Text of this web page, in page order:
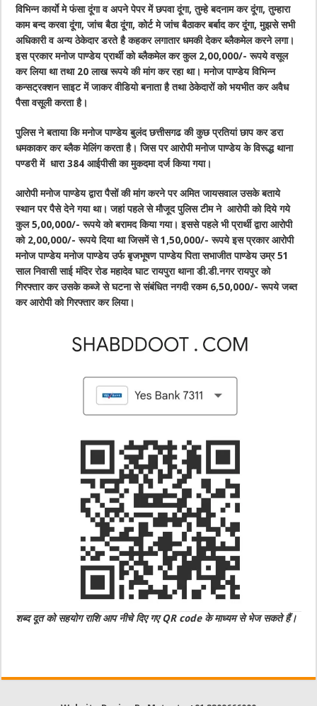
विभिन्न कार्याे मे फंसा दूंगा व अपने पेपर में छपवा दूंगा, तुम्हे बदनाम कर दूंगा, तुम्हारा
काम बन्द करवा दूंगा, जांच बैठा दूंगा, कोर्ट मे जांच बैठाकर बर्बाद कर दूंगा, मुझसे सभी
अधिकारी व अन्य ठेकेदार डरते है कहकर लगातार धमकी देकर ब्लैकमेल करने लगा।
इस प्रकार मनोज पाण्डेय प्रार्थी को ब्लैकमेल कर कुल 2,00,000/- रूपये वसूल
कर लिया था तथा 20 लाख रूपये की मांग कर रहा था। मनोज पाण्डेय विभिन्न
कन्सट्रक्शन साइट में जाकर वीडियो बनाता है तथा ठेकेदारों को भयभीत कर अवैध
पैसा वसूली करता है।
पुलिस ने बताया कि मनोज पाण्डेय बुलंद छत्तीसगढ की कुछ प्रतियां छाप कर डरा
धमकाकर कर ब्लैक मेलिंग करता है। जिस पर आरोपी मनोज पाण्डेय के विरूद्ध थाना
पण्डरी में धारा 384 आईपीसी का मुकदमा दर्ज किया गया।
आरोपी मनोज पाण्डेय द्वारा पैसों की मांग करने पर अमित जायसवाल उसके बताये
स्थान पर पैसे देने गया था। जहां पहले से मौजूद पुलिस टीम ने आरोपी को दिये गये
कुल 5,00,000/- रूपये को बरामद किया गया। इससे पहले भी प्रार्थी द्वारा आरोपी
को 2,00,000/- रूपये दिया था जिसमें से 1,50,000/- रूपये इस प्रकार आरोपी
मनोज पाण्डेय मनोज पाण्डेय उर्फ बृजभूषण पाण्डेय पिता सभाजीत पाण्डेय उम्र 51
साल निवासी साई मंदिर रोड महादेव घाट रायपुरा थाना डी.डी.नगर रायपुर को
गिरफ्तार कर उसके कब्जे से घटना से संबंधित नगदी रकम 6,50,000/- रूपये जब्त
कर आरोपी को गिरफ्तार कर लिया।
शब्द दूत को सहयोग राशि आप नीचे दिए गए QR code के माध्यम से भेज सकते हैं।